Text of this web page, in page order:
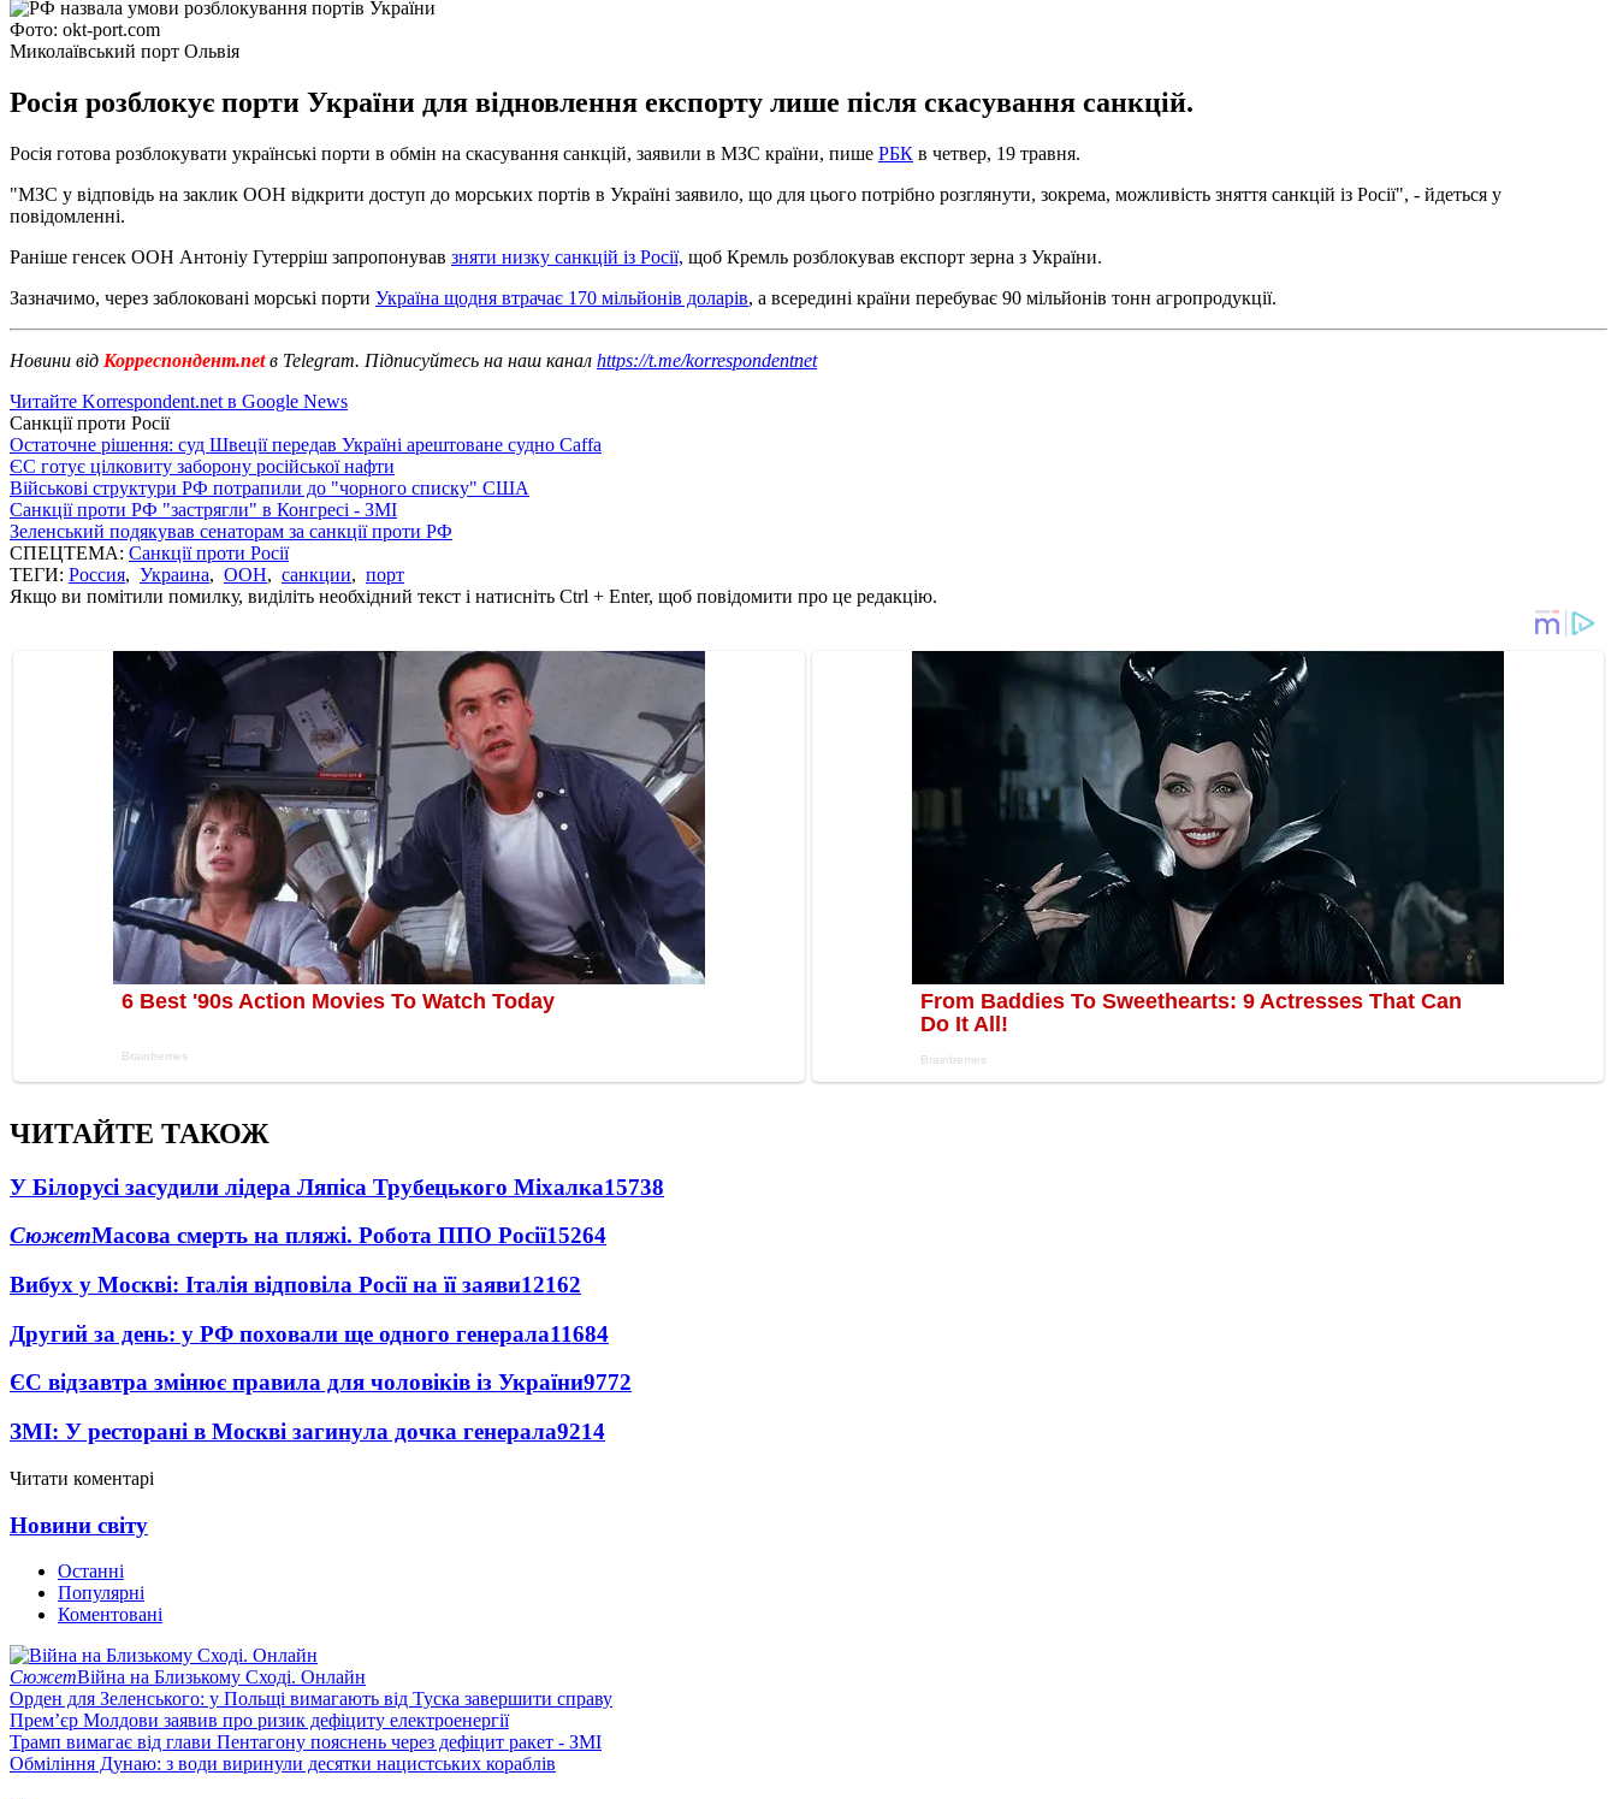
Фото: okt-port.com
Миколаївський порт Ольвія
Росія розблокує порти України для відновлення експорту лише після скасування санкцій.
Росія готова розблокувати українські порти в обмін на скасування санкцій, заявили в МЗС країни, пише РБК в четвер, 19 травня.
"МЗС у відповідь на заклик ООН відкрити доступ до морських портів в Україні заявило, що для цього потрібно розглянути, зокрема, можливість зняття санкцій із Росії", - йдеться у
повідомленні.
Раніше генсек ООН Антоніу Гутерріш запропонував зняти низку санкцій із Росії, щоб Кремль розблокував експорт зерна з України.
Зазначимо, через заблоковані морські порти Україна щодня втрачає 170 мільйонів доларів, а всередині країни перебуває 90 мільйонів тонн агропродукції.
Новини від Корреспондент.netв Telegram. Підписуйтесь на наш канал https://t.me/korrespondentnet
Читайте Korrespondent.net в Google News
Санкції проти Росії
Остаточне рішення: суд Швеції передав Україні арештоване судно Caffa
ЄС готує цілковиту заборону російської нафти
Військові структури РФ потрапили до "чорного списку" США
Санкції проти РФ "застрягли" в Конгресі - ЗМІ
Зеленський подякував сенаторам за санкції проти РФ
СПЕЦТЕМА: Санкції проти Росії
ТЕГИ: Россия, Украина, ООН, санкции, порт
Якщо ви помітили помилку, виділіть необхідний текст і натисніть Ctrl + Enter, щоб повідомити про це редакцію.
ЧИТАЙТЕ ТАКОЖ
У Білорусі засудили лідера Ляпіса Трубецького Міхалка15738
СюжетМасова смерть на пляжі. Робота ППО Росії15264
Вибух у Москві: Італія відповіла Росії на її заяви12162
Другий за день: у РФ поховали ще одного генерала11684
ЄС відзавтра змінює правила для чоловіків із України9772
ЗМІ: У ресторані в Москві загинула дочка генерала9214
Читати коментарі
Новини світу
Останні
Популярні
Коментовані
СюжетВійна на Близькому Сході. Онлайн
Орден для Зеленського: у Польщі вимагають від Туска завершити справу
Прем’єр Молдови заявив про ризик дефіциту електроенергії
Трамп вимагає від глави Пентагону пояснень через дефіцит ракет - ЗМІ
Обміління Дунаю: з води виринули десятки нацистських кораблів